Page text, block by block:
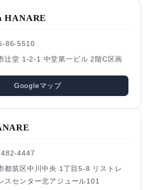
HANARE
86-5510
辻堂 1-2-1 中堂第一ビル 2階C区画
Googleマップ
4447
都筑区中川中央 1丁目5-8 リストレ
スセンター北アジュール101